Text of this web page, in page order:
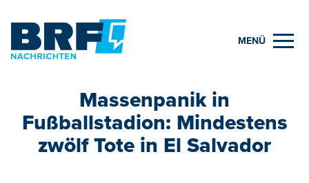
MENÜ
Massenpanik in
Fußballstadion: Mindestens
zwölf Tote in El Salvador